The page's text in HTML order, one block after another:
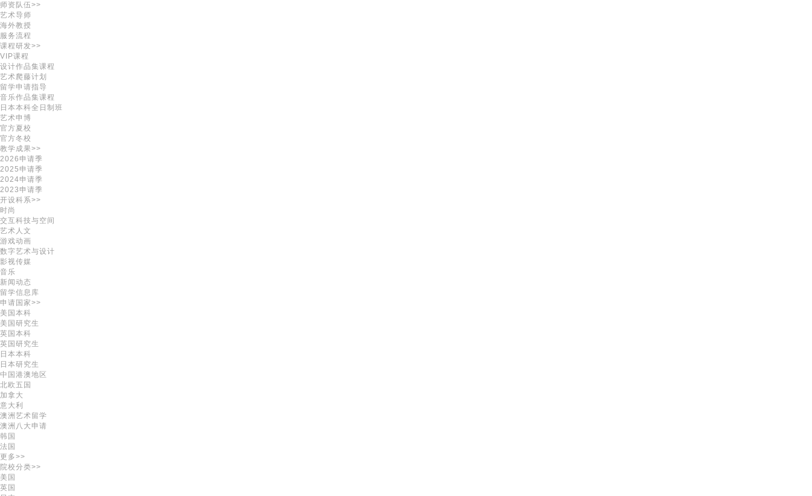
师资队伍>>
艺术导师
海外教授
服务流程
课程研发>>
VIP课程
设计作品集课程
艺术爬藤计划
留学申请指导
音乐作品集课程
日本本科全日制班
艺术申博
官方夏校
官方冬校
教学成果>>
2026申请季
2025申请季
2024申请季
2023申请季
开设科系>>
时尚
交互科技与空间
艺术人文
游戏动画
数字艺术与设计
影视传媒
音乐
新闻动态
留学信息库
申请国家>>
美国本科
美国研究生
英国本科
英国研究生
日本本科
日本研究生
中国港澳地区
北欧五国
加拿大
意大利
澳洲艺术留学
澳洲八大申请
韩国
法国
更多>>
院校分类>>
美国
英国